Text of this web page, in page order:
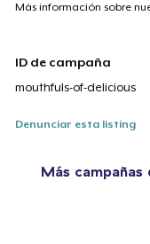
Más información sobre
ID de campaña
mouthfuls-of-delicious
Denunciar esta listing
Más campañas